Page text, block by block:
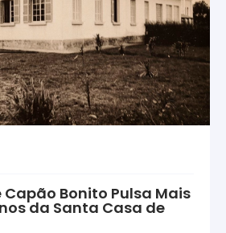
Bonito Pulsa Mais
da Santa Casa de